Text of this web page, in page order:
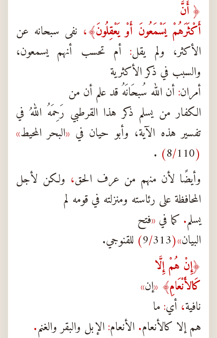
﴿أَنَّ
أَكْثَرَهُمْ يَسْمَعُونَ أَوْ يَعْقِلُونَ﴾، نفى سبحانه عن
الأكثر، ولم يقل: أم تحسب أنهم يسمعون،
والسبب في ذكر الأكثرية
أمران:أن الله سُبحَانَهُ قد علم أن من
الكفار من يسلم ذكر هذا القرطبي رَحِمَهُ اللهُ في
تفسير هذه الآية، وأبو حيان في «البحر المحيط»
(
8/110
)
.
وأيضًا لأن منهم من عرف الحق، ولكن لأجل
المحافظة على رئاسته ومنزلته في قومه لم
يسلم.كما في «فتح
البيان»(
9/313
) للقنوجي.
﴿إِنْ هُمْ إِلَّا
كَالأَنْعَامِ﴾ «إن»
نافية، أي: ما
هم إلا كالأنعام. الأنعام: الإبل والبقر والغنم.